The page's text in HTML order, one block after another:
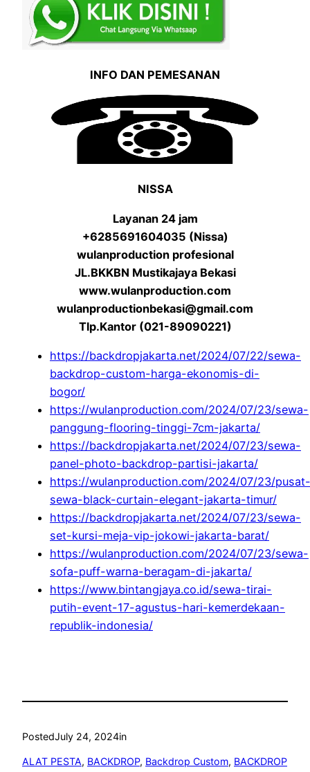
INFO DAN PEMESANAN
NISSA
Layanan 24 jam
+6285691604035 (Nissa)
wulanproduction profesional
JL.BKKBN Mustikajaya Bekasi
www.wulanproduction.com
wulanproductionbekasi@gmail.com
Tlp.Kantor (021-89090221)
https://backdropjakarta.net/2024/07/22/sewa-
backdrop-custom-harga-ekonomis-di-
bogor/
https://wulanproduction.com/2024/07/23/sewa-
panggung-flooring-tinggi-7cm-jakarta/
https://backdropjakarta.net/2024/07/23/sewa-
panel-photo-backdrop-partisi-jakarta/
https://wulanproduction.com/2024/07/23/pusat-
sewa-black-curtain-elegant-jakarta-timur/
https://backdropjakarta.net/2024/07/23/sewa-
set-kursi-meja-vip-jokowi-jakarta-barat/
https://wulanproduction.com/2024/07/23/sewa-
sofa-puff-warna-beragam-di-jakarta/
https://www.bintangjaya.co.id/sewa-tirai-
putih-event-17-agustus-hari-kemerdekaan-
republik-indonesia/
PostedJuly 24, 2024in
ALAT PESTA, BACKDROP, Backdrop Custom, BACKDROP